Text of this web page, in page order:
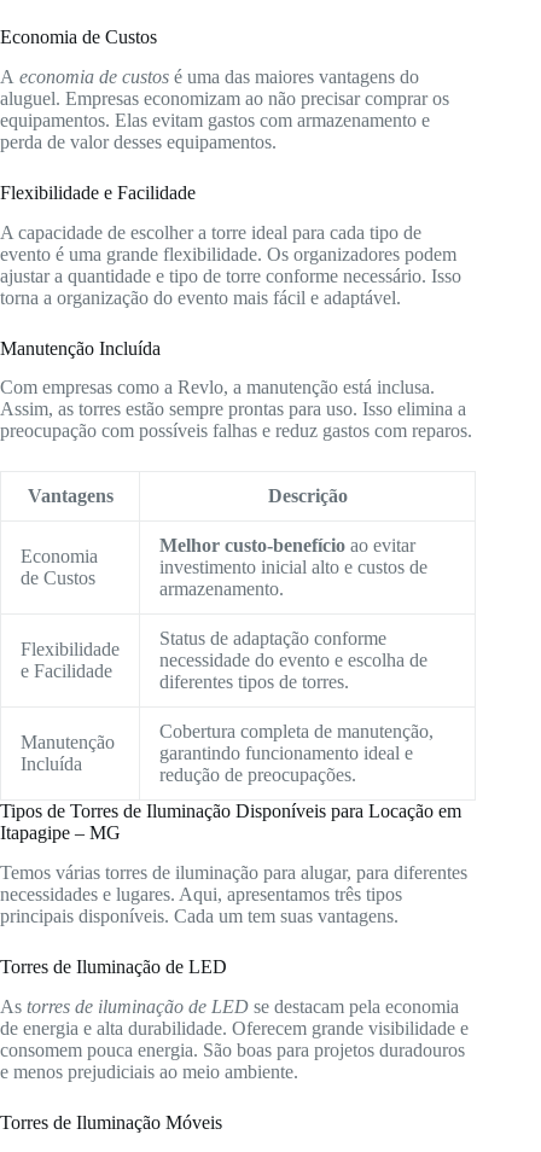
Economia de Custos
A economia de custos é uma das maiores vantagens do
aluguel. Empresas economizam ao não precisar comprar os
equipamentos. Elas evitam gastos com armazenamento e
perda de valor desses equipamentos.
Flexibilidade e Facilidade
A capacidade de escolher a torre ideal para cada tipo de
evento é uma grande flexibilidade. Os organizadores podem
ajustar a quantidade e tipo de torre conforme necessário. Isso
torna a organização do evento mais fácil e adaptável.
Manutenção Incluída
Com empresas como a Revlo, a manutenção está inclusa.
Assim, as torres estão sempre prontas para uso. Isso elimina a
preocupação com possíveis falhas e reduz gastos com reparos.
Vantagens Descrição
Economia
de Custos
Melhor custo-benefício ao evitar
investimento inicial alto e custos de
armazenamento.
Flexibilidade
e Facilidade
Status de adaptação conforme
necessidade do evento e escolha de
diferentes tipos de torres.
Manutenção
Incluída
Cobertura completa de manutenção,
garantindo funcionamento ideal e
redução de preocupações.
Tipos de Torres de Iluminação Disponíveis para Locação em
Itapagipe – MG
Temos várias torres de iluminação para alugar, para diferentes
necessidades e lugares. Aqui, apresentamos três tipos
principais disponíveis. Cada um tem suas vantagens.
Torres de Iluminação de LED
As torres de iluminação de LED se destacam pela economia
de energia e alta durabilidade. Oferecem grande visibilidade e
consomem pouca energia. São boas para projetos duradouros
e menos prejudiciais ao meio ambiente.
Torres de Iluminação Móveis